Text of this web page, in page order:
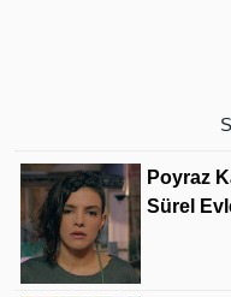
Poyraz
Sürel